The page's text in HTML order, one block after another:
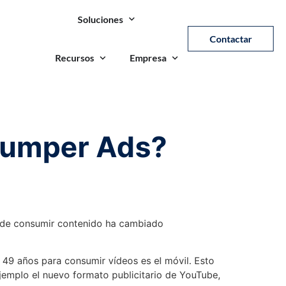
Soluciones
Recursos Empresa
Contactar
Ads?
consumir contenido ha cambiado
años para consumir vídeos es el móvil. Esto
el nuevo formato publicitario de YouTube,